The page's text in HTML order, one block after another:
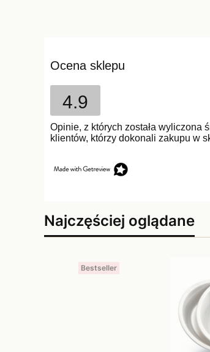
Ocena sklepu
4.9
Opinie, z których została wyliczona
klientów, którzy dokonali zakupu w
Najczęściej oglądane
Bestseller